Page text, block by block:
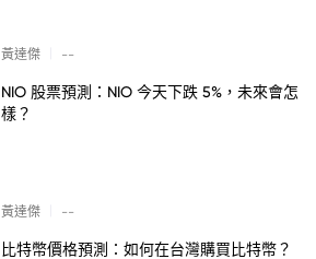
黃達傑 --
NIO 股票預測：NIO 今天下跌 5%，未來會怎
樣？
黃達傑 --
比特幣價格預測：如何在台灣購買比特幣？